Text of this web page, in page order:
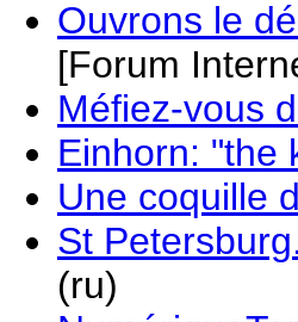
Ouvrons le
[Forum
Méfiez-vous
Einhorn: "the
Une coquille
St
(ru)